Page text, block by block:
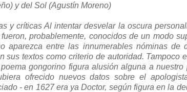
y del Sol (Agustín Moreno)
y críticas Al intentar desvelar la oscura
probablemente, conocidos de un modo
entre las innumerables nóminas de
textos como criterio de autoridad. Tampoco
gongorino figura alusión alguna a nuestro
ofrecido nuevos datos sobre el
- en 1627 era ya Doctor, según figura en la